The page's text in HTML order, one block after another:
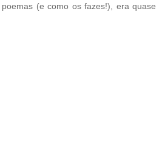
(e como os fazes!), era quase